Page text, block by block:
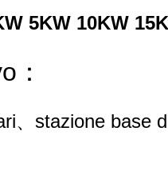
5KW 10KW
：
、stazione base